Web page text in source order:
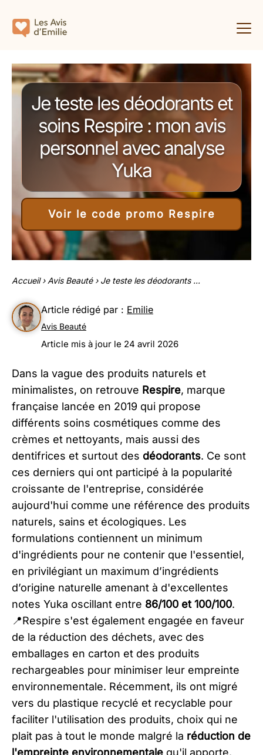
Je teste les déodorants et
soins Respire : mon avis
personnel avec analyse
Yuka
Voir le code promo Respire
Accueil› Avis Beauté› Je teste les déodorants ...
Article rédigé par : Emilie
Avis Beauté
Article mis à jour le 24 avril 2026
Dans la vague des produits naturels et
minimalistes, on retrouve Respire, marque
française lancée en 2019 qui propose
différents soins cosmétiques comme des
crèmes et nettoyants, mais aussi des
dentifrices et surtout des déodorants. Ce sont
ces derniers qui ont participé à la popularité
croissante de l'entreprise, considérée
aujourd'hui comme une référence des produits
naturels, sains et écologiques. Les
formulations contiennent un minimum
d'ingrédients pour ne contenir que l'essentiel,
en privilégiant un maximum d’ingrédients
d’origine naturelle amenant à d'excellentes
notes Yuka oscillant entre 86/100 et 100/100.
📍Respire s'est également engagée en faveur
de la réduction des déchets, avec des
emballages en carton et des produits
rechargeables pour minimiser leur empreinte
environnementale. Récemment, ils ont migré
vers du plastique recyclé et recyclable pour
faciliter l'utilisation des produits, choix qui ne
plait pas à tout le monde malgré la réduction de
l'empreinte environnementale qu'il apporte.